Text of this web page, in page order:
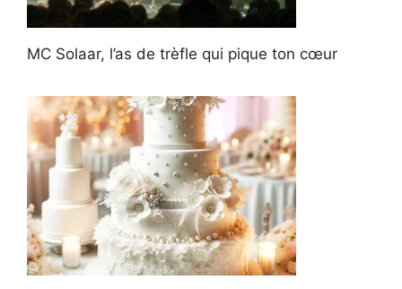
MC Solaar, l’as de trèfle qui pique ton cœur